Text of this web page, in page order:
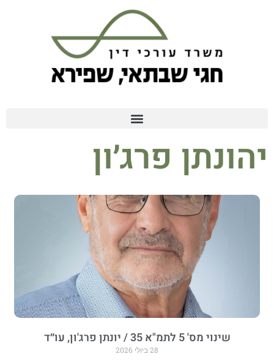
יהונתן פרג׳ון
שינוי מס' 5 לתמ"א 35 / יונתן פרג'ון, עו״ד
28 ביולי 2026